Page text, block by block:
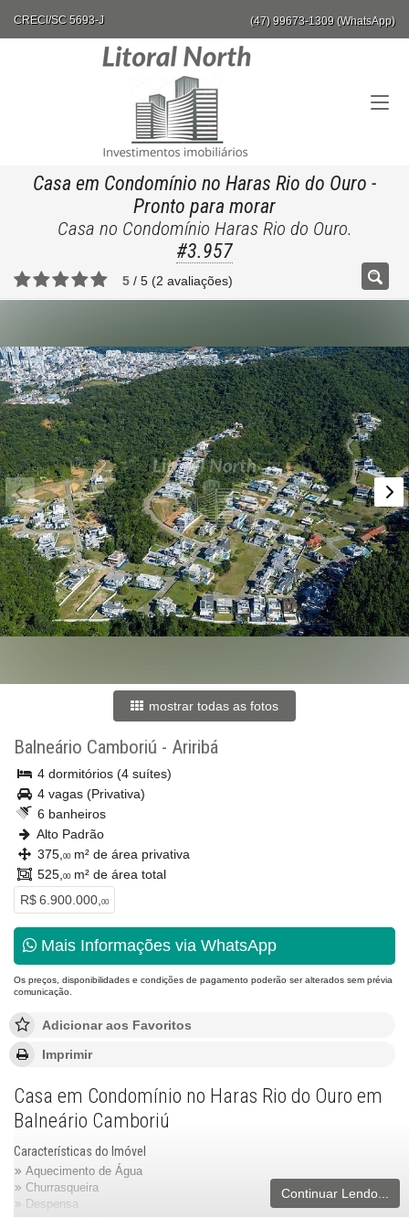
CRECI/SC 5693-J (47) 99673-1309 (WhatsApp)
Casa em Condomínio no Haras Rio do Ouro -
Pronto para morar
Casa no Condomínio Haras Rio do Ouro.
#3.957
5 / 5 (2 avaliações)
mostrar todas as fotos
Balneário Camboriú - Ariribá
4 dormitórios (4 suítes)
4 vagas (Privativa)
6 banheiros
Alto Padrão
375, 00m² de área privativa
525, 00m² de área total
R$ 6.900.000, 00
Mais Informações via WhatsApp
Os preços, disponibilidades e condições de pagamento poderão ser alterados sem prévia
comunicação.
Adicionar aos Favoritos
Imprimir
Casa em Condomínio no Haras Rio do Ouro em
Balneário Camboriú
Características do Imóvel
Aquecimento de Água
Churrasqueira
Despensa
Sistema de Alarme
Continuar Lendo...